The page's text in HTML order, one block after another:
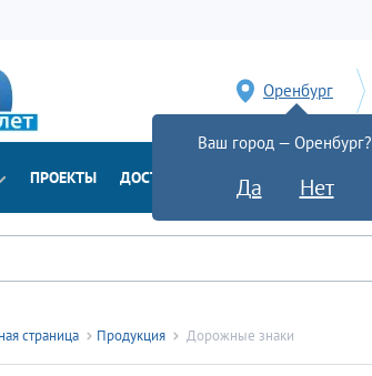
Оренбург
Ваш город — Оренбург?
Да Нет
ПРОЕКТЫ ДОСТАВКА ДОКУМЕНТЫ
страница Продукция Дорожные знаки